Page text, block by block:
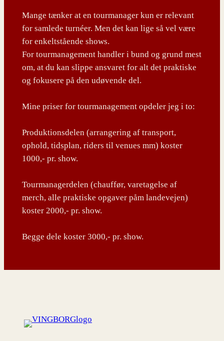
Mange tænker at en tourmanager kun er relevant
for samlede turnéer. Men det kan lige så vel være
for enkeltstående shows.
For tourmanagement handler i bund og grund mest
om, at du kan slippe ansvaret for alt det praktiske
og fokusere på den udøvende del.
Mine priser for tourmanagement opdeler jeg i to:
Produktionsdelen (arrangering af transport,
ophold, tidsplan, riders til venues mm) koster
1000,- pr. show.
Tourmanagerdelen (chauffør, varetagelse af
merch, alle praktiske opgaver påm landevejen)
koster 2000,- pr. show.
Begge dele koster 3000,- pr. show.